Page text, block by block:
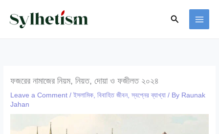
content
Search
ফজরের নামাজের নিয়ম, নিয়ত, দোয়া ও ফজীলত ২০২৪
Leave a Comment /ইসলামিক,বিবাহিত জীবন,স্বপ্নের ব্যাখ্যা / By Raunak
Jahan